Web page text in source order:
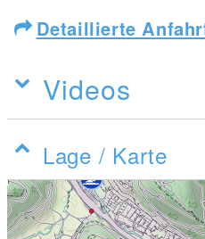
Detaillierte
Videos
Lage / Karte